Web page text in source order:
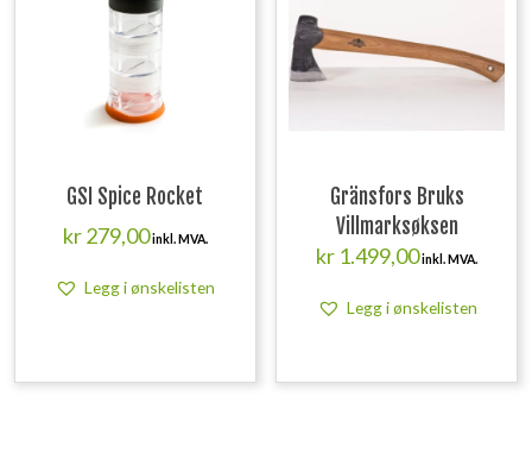
GSI Spice Rocket
kr279,00inkl. MVA.
Legg i ønskelisten
Gränsfors Bruks
Villmarksøksen
kr 1.499,00inkl. MVA.
Legg i ønskelisten